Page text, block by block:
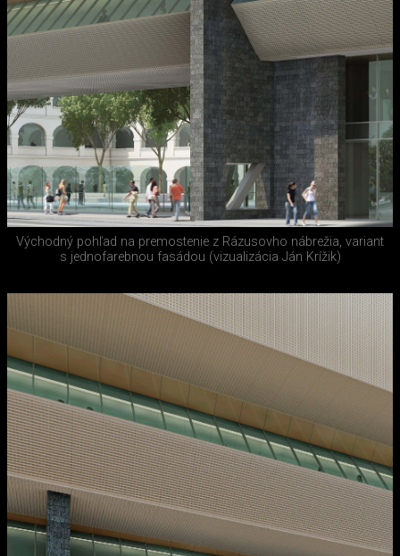
Východný pohľad na premostenie z Rázusovho nábrežia, variant
s jednofarebnou fasádou (vizualizácia Ján Krížik)